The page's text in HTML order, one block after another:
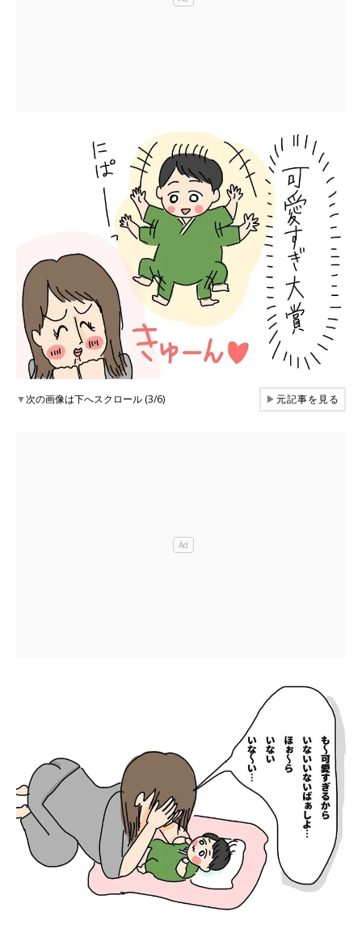
▼次の画像は下へスクロール (3/6) ▶元記事を見る